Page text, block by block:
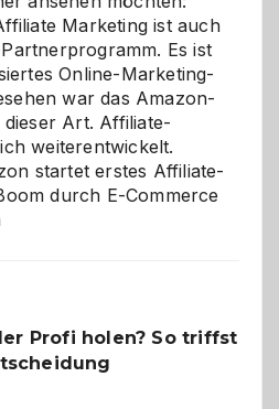
Marketing ist auch
Es ist
Online-Marketing-
war das Amazon-
Art. Affiliate-
weiterentwickelt.
startet erstes Affiliate-
durch E-Commerce
Profi holen? So triffst